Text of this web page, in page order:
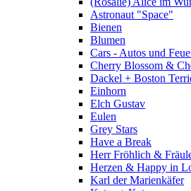
Astronaut "Space"
Bienen
Blumen
Cars - Autos und
Cherry Blossom &
Dackel + Boston
Einhorn
Elch Gustav
Eulen
Grey Stars
Have a Break
Herr Fröhlich &
Herzen & Happy in
Karl der Marienkäfer